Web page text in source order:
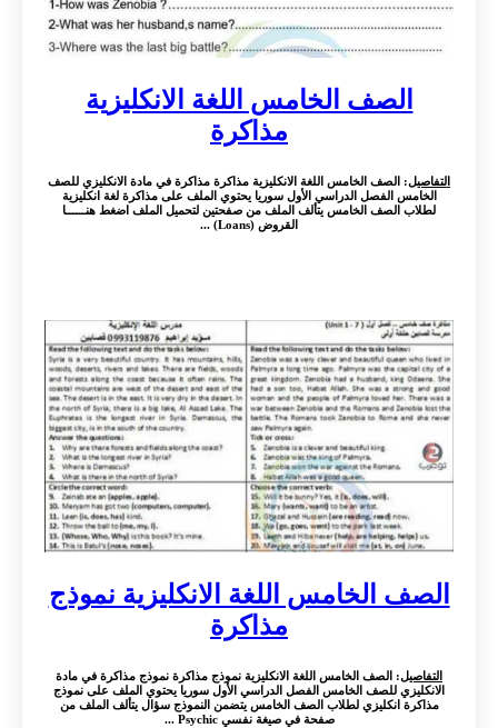
الصف الخامس اللغة الانكليزية
مذاكرة
التفاصيل: الصف الخامس اللغة الانكليزية مذاكرة مذاكرة في مادة الانكليزي للصف
الخامس الفصل الدراسي الأول سوريا يحتوي الملف على مذاكرة لغة انكليزية
لطلاب الصف الخامس يتألف الملف من صفحتين لتحميل الملف اضغط هنــــــا
القروض (Loans) ...
الصف الخامس اللغة الانكليزية نموذج
مذاكرة
التفاصيل: الصف الخامس اللغة الانكليزية نموذج مذاكرة نموذج مذاكرة في مادة
الانكليزي للصف الخامس الفصل الدراسي الأول سوريا يحتوي الملف على نموذج
مذاكرة انكليزي لطلاب الصف الخامس يتضمن النموذج سؤال يتألف الملف من
صفحة في صيغة نفسي Psychic ...